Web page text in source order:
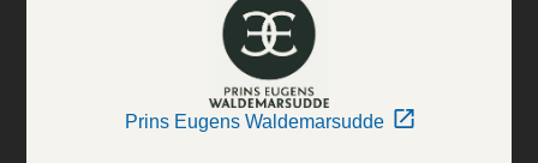
Prins Eugens Waldemarsudde